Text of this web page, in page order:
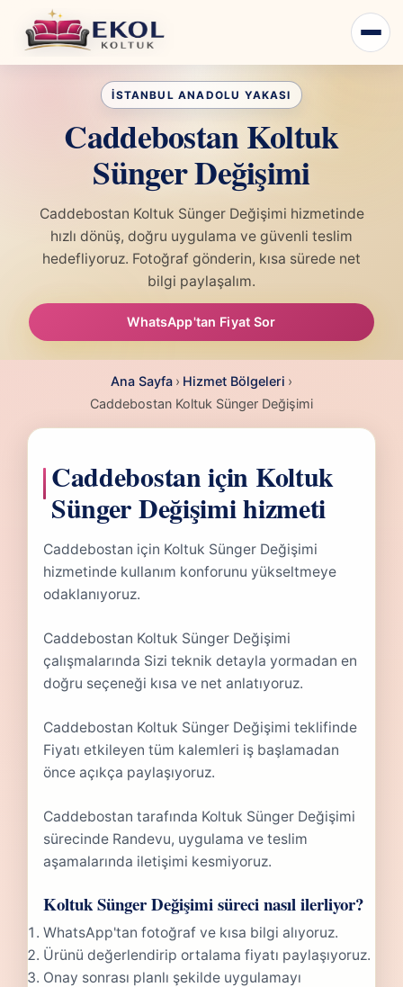
Caddebostan Koltuk
Sünger Değişimi
Caddebostan Koltuk Sünger Değişimi hizmetinde
hızlı dönüş, doğru uygulama ve güvenli teslim
hedefliyoruz. Fotoğraf gönderin, kısa sürede net
bilgi paylaşalım.
WhatsApp'tan Fiyat Sor
Ana Sayfa › Hizmet Bölgeleri ›
Caddebostan Koltuk Sünger Değişimi
Caddebostan için Koltuk
Sünger Değişimi hizmeti
Caddebostan için Koltuk Sünger Değişimi
hizmetinde kullanım konforunu yükseltmeye
odaklanıyoruz.
Caddebostan Koltuk Sünger Değişimi
çalışmalarında Sizi teknik detayla yormadan en
doğru seçeneği kısa ve net anlatıyoruz.
Caddebostan Koltuk Sünger Değişimi teklifinde
Fiyatı etkileyen tüm kalemleri iş başlamadan
önce açıkça paylaşıyoruz.
Caddebostan tarafında Koltuk Sünger Değişimi
sürecinde Randevu, uygulama ve teslim
aşamalarında iletişimi kesmiyoruz.
Koltuk Sünger Değişimi süreci nasıl ilerliyor?
WhatsApp'tan fotoğraf ve kısa bilgi alıyoruz.
Ürünü değerlendirip ortalama fiyatı paylaşıyoruz.
Onay sonrası planlı şekilde uygulamayı